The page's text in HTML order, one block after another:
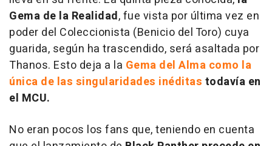
Gema de la Realidad, fue vista por última vez en
poder del Coleccionista (Benicio del Toro) cuya
guarida, según ha trascendido, será asaltada por
Thanos. Esto deja a la Gema del Alma como la
única de las singularidades inéditas todavía en
el MCU.
No eran pocos los fans que, teniendo en cuenta